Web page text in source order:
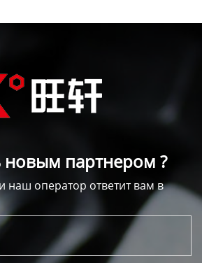
новым партнером ?
наш оператор ответит вам в